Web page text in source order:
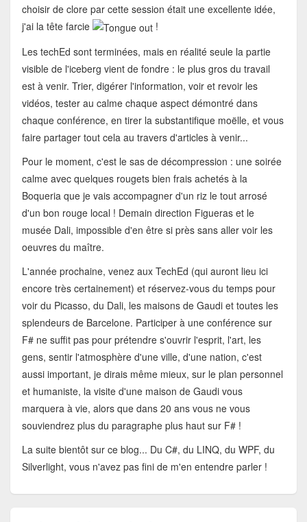
choisir de clore par cette session était une excellente idée,
j'ai la tête farcie
!
Les techEd sont terminées, mais en réalité seule la partie
visible de l'iceberg vient de fondre : le plus gros du travail
est à venir. Trier, digérer l'information, voir et revoir les
vidéos, tester au calme chaque aspect démontré dans
chaque conférence, en tirer la substantifique moëlle, et vous
faire partager tout cela au travers d'articles à venir...
Pour le moment, c'est le sas de décompression : une soirée
calme avec quelques rougets bien frais achetés à la
Boqueria que je vais accompagner d'un riz le tout arrosé
d'un bon rouge local ! Demain direction Figueras et le
musée Dali, impossible d'en être si près sans aller voir les
oeuvres du maître.
L'année prochaine, venez aux TechEd (qui auront lieu ici
encore très certainement) et réservez-vous du temps pour
voir du Picasso, du Dali, les maisons de Gaudi et toutes les
splendeurs de Barcelone. Participer à une conférence sur
F# ne suffit pas pour prétendre s'ouvrir l'esprit, l'art, les
gens, sentir l'atmosphère d'une ville, d'une nation, c'est
aussi important, je dirais même mieux, sur le plan personnel
et humaniste, la visite d'une maison de Gaudi vous
marquera à vie, alors que dans 20 ans vous ne vous
souviendrez plus du paragraphe plus haut sur F# !
La suite bientôt sur ce blog... Du C#, du LINQ, du WPF, du
Silverlight, vous n'avez pas fini de m'en entendre parler !